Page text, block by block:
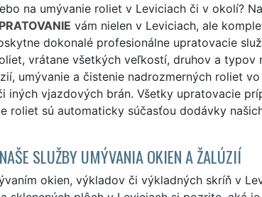
na umývanie roliet v Leviciach či v okolí?
vám nielen v Leviciach, ale
dokonalé profesionálne upratovacie
vrátane všetkých veľkostí, druhov a typov
umývanie a čistenie nadrozmerných roliet
iných vjazdových brán. Všetky upratovacie
roliet sú automaticky súčasťou dodávky
SLUŽBY UMÝVANIA OKIEN A ŽALÚZIÍ
okien, výkladov či výkladných skríň v